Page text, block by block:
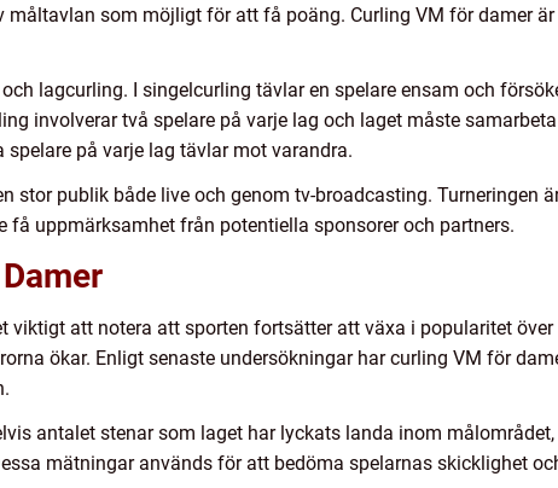
som möjligt för att få poäng. Curling VM för damer är
lagcurling. I singelcurling tävlar en spelare ensam och
involverar två spelare på varje lag och laget måste
på varje lag tävlar mot varandra.
stor publik både live och genom tv-broadcasting. Turneringen
uppmärksamhet från potentiella sponsorer och partners.
att notera att sporten fortsätter att växa i popularitet över
ökar. Enligt senaste undersökningar har curling VM för
antalet stenar som laget har lyckats landa inom målområdet,
mätningar används för att bedöma spelarnas skicklighet